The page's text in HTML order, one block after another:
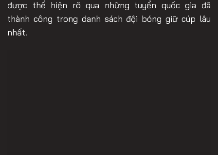
được thể hiện rõ qua những tuyển quốc gia đã
thành công trong danh sách đội bóng giữ cúp lâu
nhất.